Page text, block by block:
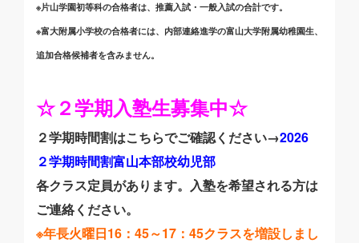
※片山学園初等科の合格者は、推薦入試・一般入試の合計です。
※富大附属小学校の合格者には、内部連絡進学の富山大学附属幼稚園生、
追加合格候補者を含みません。
☆２学期入塾生募集中☆
２学期時間割はこちらでご確認ください→2026
２学期時間割富山本部校幼児部
各クラス定員があります。入塾を希望される方は
ご連絡ください。
※年長火曜日16：45～17：45クラスを増設しまし